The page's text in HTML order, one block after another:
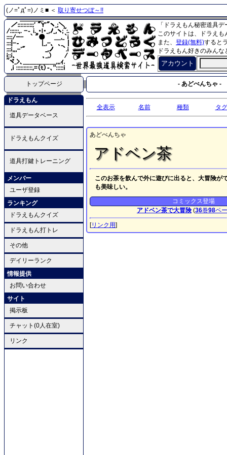
(ノ=ﾟдﾟ=)ノミ■ ＜ 取り寄せつぼ～!!
「ドラえもん秘密道具
このサイトは、ドラえ
また、 登録(無料)すると
ドラえもん好きのみん
アカウント
トップページ - あどべんちゃ -
ドラえもん
道具データベース
ドラえもんクイズ
道具打鍵トレーニング
メンバー
ユーザ登録
ランキング
ドラえもんクイズ
ドラえもん打トレ
その他
デイリーランク
情報提供
お問い合わせ
サイト
掲示板
チャット(0人在室)
リンク
全表示 名前 種類 タグ
あどべんちゃ
アドベン茶
このお茶を飲んで外に遊びに出ると、大冒険が
も美味しい。
コミックス登場
アドベン茶で大冒険(36巻98ペ
[リンク用]